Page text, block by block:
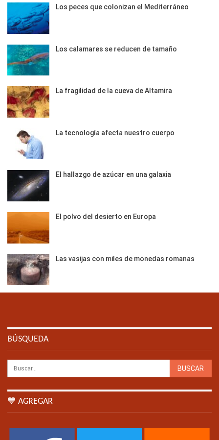
Los peces que colonizan el Mediterráneo
Los calamares se reducen de tamaño
La fragilidad de la cueva de Altamira
La tecnología afecta nuestro cuerpo
El hallazgo de azúcar en una galaxia
El polvo del desierto en Europa
Las vasijas con miles de monedas romanas
BÚSQUEDA
💙 AGREGAR